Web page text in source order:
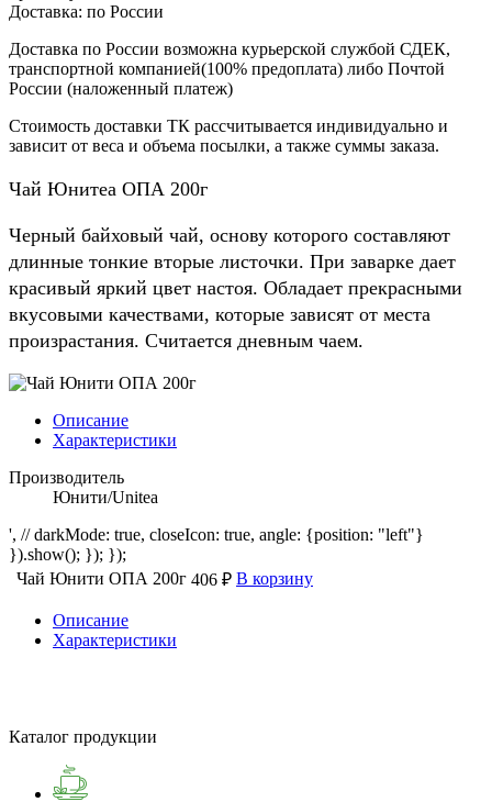
Доставка: по России
Доставка по России возможна курьерской службой СДЕК,
транспортной компанией(100% предоплата) либо Почтой
России (наложенный платеж)
Стоимость доставки ТК рассчитывается индивидуально и
зависит от веса и объема посылки, а также суммы заказа.
Чай Юнитеа ОПА 200г
Черный байховый чай, основу которого составляют
длинные тонкие вторые листочки. При заварке дает
красивый яркий цвет настоя. Обладает прекрасными
вкусовыми качествами, которые зависят от места
произрастания. Считается дневным чаем.
Описание
Характеристики
Производитель
Юнити/Unitea
', // darkMode: true, closeIcon: true, angle: {position: "left"}
}).show(); }); });
Чай Юнити ОПА 200г 406 ₽ В корзину
Описание
Характеристики
Каталог продукции